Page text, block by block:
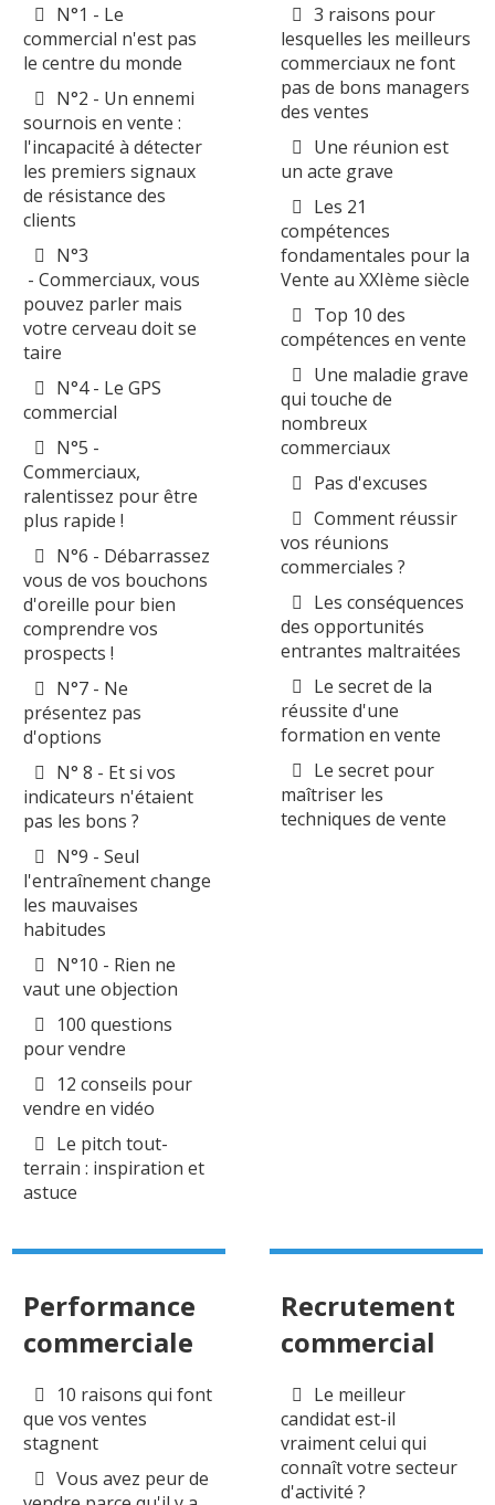
N°1 - Le
commercial n'est pas
le centre du monde
N°2 - Un ennemi
sournois en vente :
l'incapacité à détecter
les premiers signaux
de résistance des
clients
N°3
- Commerciaux, vous
pouvez parler mais
votre cerveau doit se
taire
N°4 - Le GPS
commercial
N°5 -
Commerciaux,
ralentissez pour être
plus rapide !
N°6 - Débarrassez
vous de vos bouchons
d'oreille pour bien
comprendre vos
prospects !
N°7 - Ne
présentez pas
d'options
N° 8 - Et si vos
indicateurs n'étaient
pas les bons ?
N°9 - Seul
l'entraînement change
les mauvaises
habitudes
N°10 - Rien ne
vaut une objection
100 questions
pour vendre
12 conseils pour
vendre en vidéo
Le pitch tout-
terrain : inspiration et
astuce
3 raisons pour
lesquelles les meilleurs
commerciaux ne font
pas de bons managers
des ventes
Une réunion est
un acte grave
Les 21
compétences
fondamentales pour la
Vente au XXIème siècle
Top 10 des
compétences en vente
Une maladie grave
qui touche de
nombreux
commerciaux
Pas d'excuses
Comment réussir
vos réunions
commerciales ?
Les conséquences
des opportunités
entrantes maltraitées
Le secret de la
réussite d'une
formation en vente
Le secret pour
maîtriser les
techniques de vente
Performance
commerciale
10 raisons qui font
que vos ventes
stagnent
Vous avez peur de
Recrutement
commercial
Le meilleur
candidat est-il
vraiment celui qui
connaît votre secteur
d'activité ?